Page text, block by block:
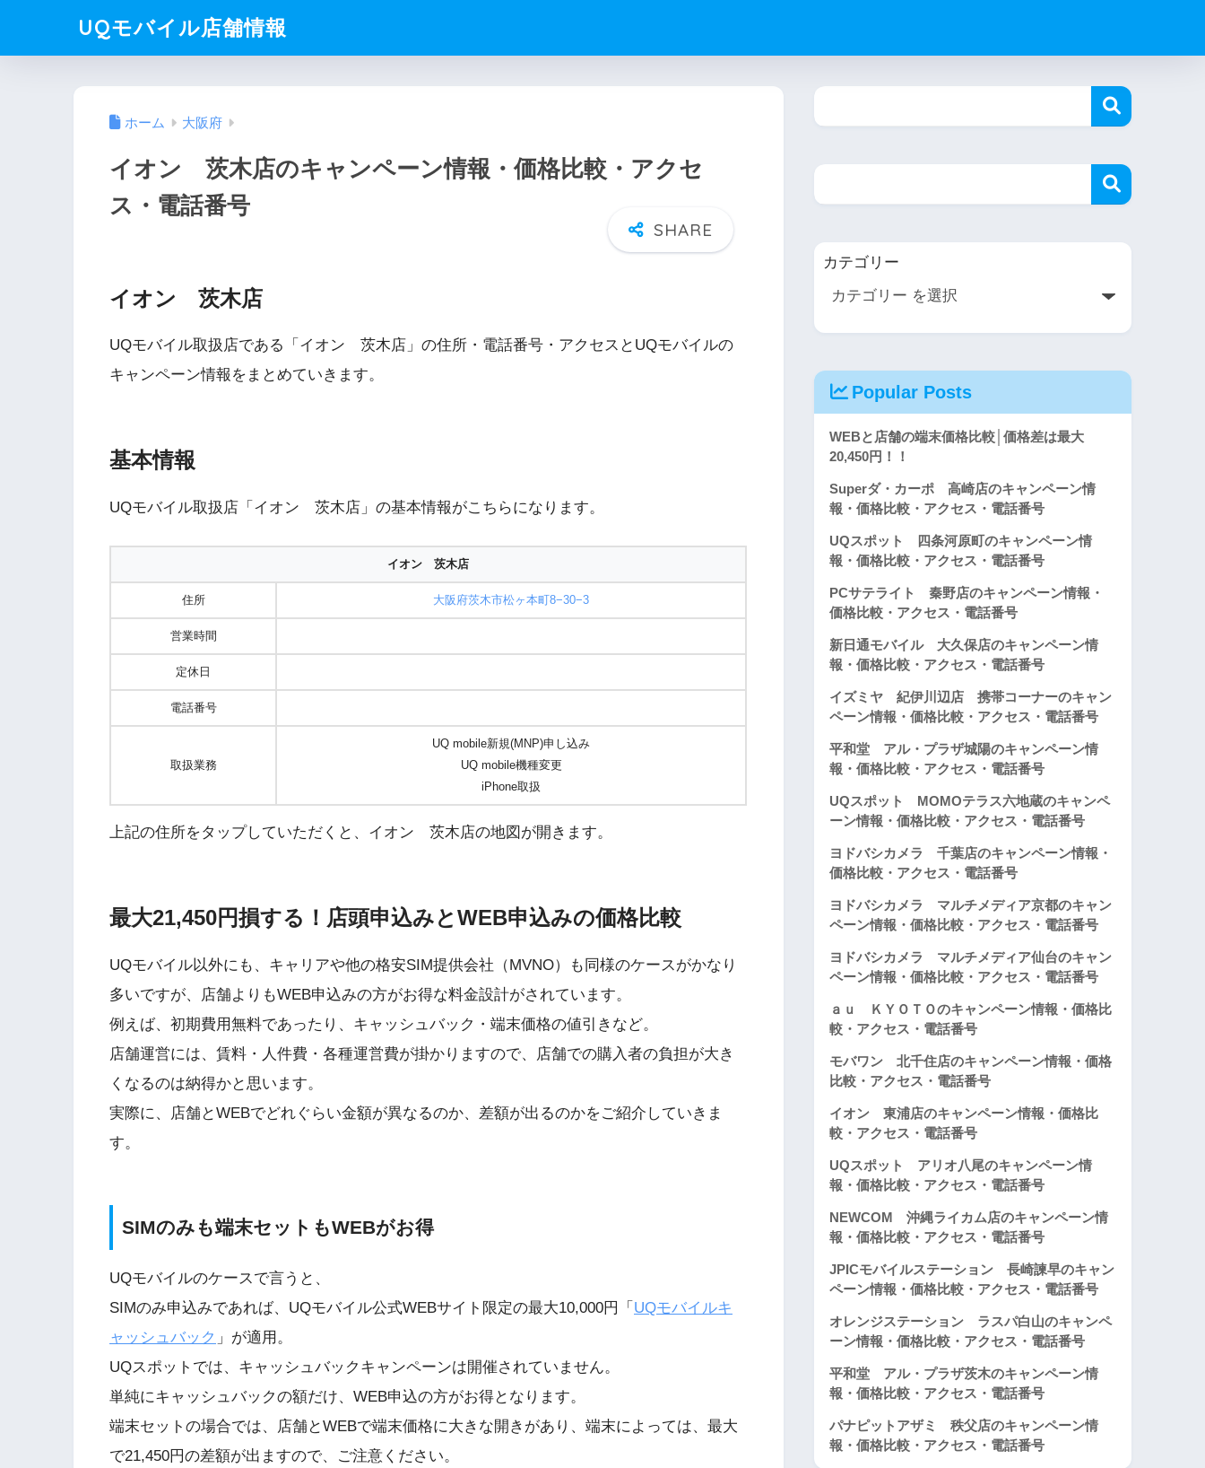
UQモバイル店舗情報
ホーム 大阪府
イオン 茨木店のキャンペーン情報・価格比較・アクセ
ス・電話番号
イオン 茨木店
UQモバイル取扱店である「イオン 茨木店」の住所・電話番号・アクセスとUQモバイルの
キャンペーン情報をまとめていきます。
基本情報
UQモバイル取扱店「イオン 茨木店」の基本情報がこちらになります。
イオン 茨木店
住所 大阪府茨木市松ヶ本町8−30−3
営業時間
定休日
電話番号
取扱業務
UQ mobile新規(MNP)申し込み
UQ mobile機種変更
iPhone取扱
上記の住所をタップしていただくと、イオン 茨木店の地図が開きます。
最大21,450円損する！店頭申込みとWEB申込みの価格比較
UQモバイル以外にも、キャリアや他の格安SIM提供会社（MVNO）も同様のケースがかなり
多いですが、店舗よりもWEB申込みの方がお得な料金設計がされています。
例えば、初期費用無料であったり、キャッシュバック・端末価格の値引きなど。
店舗運営には、賃料・人件費・各種運営費が掛かりますので、店舗での購入者の負担が大き
くなるのは納得かと思います。
実際に、店舗とWEBでどれぐらい金額が異なるのか、差額が出るのかをご紹介していきま
す。
SIMのみも端末セットもWEBがお得
UQモバイルのケースで言うと、
SIMのみ申込みであれば、UQモバイル公式WEBサイト限定の最大10,000円「 UQモバイルキ
ャッシュバック 」が適用。
UQスポットでは、キャッシュバックキャンペーンは開催されていません。
単純にキャッシュバックの額だけ、WEB申込の方がお得となります。
端末セットの場合では、店舗とWEBで端末価格に大きな開きがあり、端末によっては、最大
で21,450円の差額が出ますので、ご注意ください。
カテゴリー
Popular Posts
WEBと店舗の端末価格比較│価格差は最大
20,450円！！
Superダ・カーポ 高崎店のキャンペーン情
報・価格比較・アクセス・電話番号
UQスポット 四条河原町のキャンペーン情
報・価格比較・アクセス・電話番号
PCサテライト 秦野店のキャンペーン情報・
価格比較・アクセス・電話番号
新日通モバイル 大久保店のキャンペーン情
報・価格比較・アクセス・電話番号
イズミヤ 紀伊川辺店 携帯コーナーのキャン
ペーン情報・価格比較・アクセス・電話番号
平和堂 アル・プラザ城陽のキャンペーン情
報・価格比較・アクセス・電話番号
UQスポット MOMOテラス六地蔵のキャンペ
ーン情報・価格比較・アクセス・電話番号
ヨドバシカメラ 千葉店のキャンペーン情報・
価格比較・アクセス・電話番号
ヨドバシカメラ マルチメディア京都のキャン
ペーン情報・価格比較・アクセス・電話番号
ヨドバシカメラ マルチメディア仙台のキャン
ペーン情報・価格比較・アクセス・電話番号
ａｕ ＫＹＯＴＯのキャンペーン情報・価格比
較・アクセス・電話番号
モバワン 北千住店のキャンペーン情報・価格
比較・アクセス・電話番号
イオン 東浦店のキャンペーン情報・価格比
較・アクセス・電話番号
UQスポット アリオ八尾のキャンペーン情
報・価格比較・アクセス・電話番号
NEWCOM 沖縄ライカム店のキャンペーン情
報・価格比較・アクセス・電話番号
JPICモバイルステーション 長崎諫早のキャン
ペーン情報・価格比較・アクセス・電話番号
オレンジステーション ラスパ白山のキャンペ
ーン情報・価格比較・アクセス・電話番号
平和堂 アル・プラザ茨木のキャンペーン情
報・価格比較・アクセス・電話番号
パナピットアザミ 秩父店のキャンペーン情
報・価格比較・アクセス・電話番号